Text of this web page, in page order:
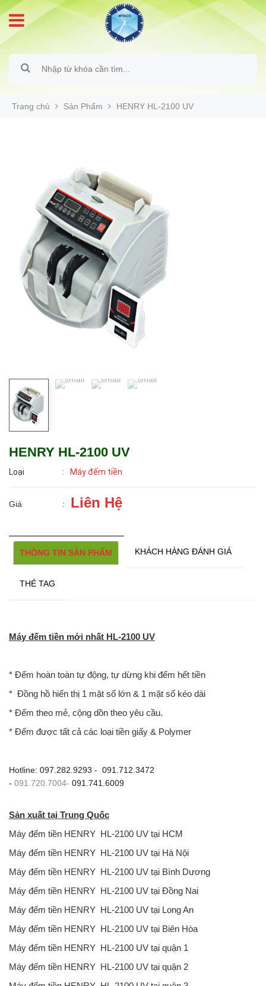
Trang chủ Sản Phẩm HENRY HL-2100 UV
HENRY HL-2100 UV
Loại : Máy đếm tiền
Giá : Liên Hệ
THÔNG TIN SẢN PHẨM KHÁCH HÀNG ĐÁNH GIÁ
THẺ TAG
Máy đếm tiền mới nhất HL-2100 UV
* Đếm hoàn toàn tự động, tự dừng khi đếm hết tiền
* Đồng hồ hiển thị 1 mặt số lớn & 1 mặt số kéo dài
* Đếm theo mẻ, cộng dồn theo yêu cầu.
* Đếm được tất cả các loại tiền giấy & Polymer
Hotline: 097.282.9293 - 091.712.3472
- 091.720.7004- 091.741.6009
Sản xuất tại Trung Quốc
Máy đếm tiền HENRY HL-2100 UV tại HCM
Máy đếm tiền HENRY HL-2100 UV tại Hà Nội
Máy đếm tiền HENRY HL-2100 UV tại Bình Dương
Máy đếm tiền HENRY HL-2100 UV tại Đồng Nai
Máy đếm tiền HENRY HL-2100 UV tại Long An
Máy đếm tiền HENRY HL-2100 UV tại Biên Hòa
Máy đếm tiền HENRY HL-2100 UV tại quận 1
Máy đếm tiền HENRY HL-2100 UV tại quận 2